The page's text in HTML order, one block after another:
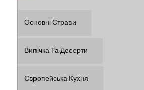
Основні Страви
Випічка Та Десерти
Європейська Кухня